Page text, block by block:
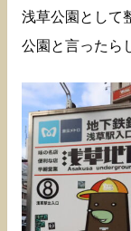
浅草公園として
公園と言ったら